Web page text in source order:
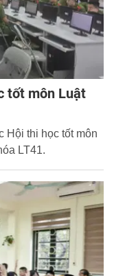
tốt môn Luật
Hội thi học tốt môn
LT41.